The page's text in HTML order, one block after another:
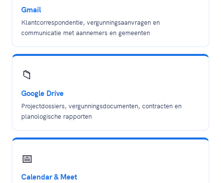
Gmail
Klantcorrespondentie, vergunningsaanvragen en
communicatie met aannemers en gemeenten
📁
Google Drive
Projectdossiers, vergunningsdocumenten, contracten en
planologische rapporten
📅
Calendar & Meet